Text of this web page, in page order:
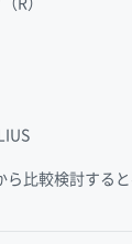
R）
ら比較検討する